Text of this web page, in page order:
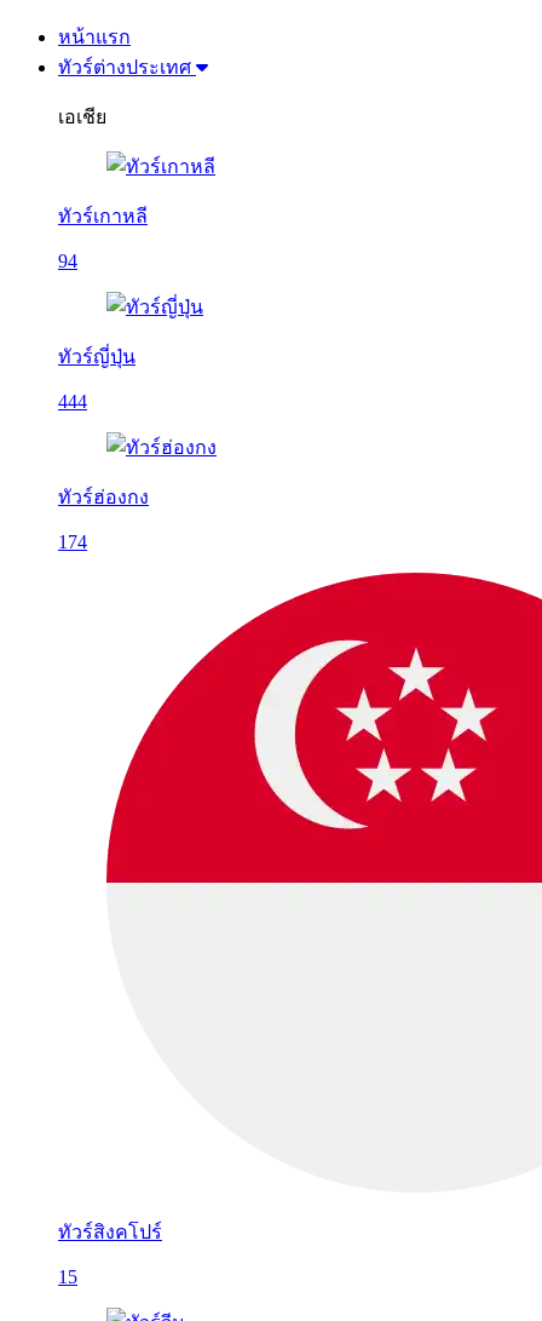
หน้าแรก
ทัวร์ต่างประเทศ
เอเชีย
ทัวร์เกาหลี
94
ทัวร์ญี่ปุ่น
444
ทัวร์ฮ่องกง
174
ทัวร์สิงคโปร์
15